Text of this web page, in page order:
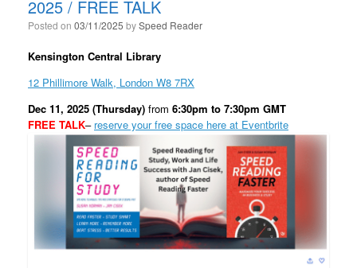
2025 / FREE TALK
Posted on 03/11/2025 bySpeed Reader
Kensington Central Library
12 Phillimore Walk, London W8 7RX
Dec 11, 2025 (Thursday) from 6:30pm to 7:30pm GMT
FREE TALK– reserve your free space here at Eventbrite